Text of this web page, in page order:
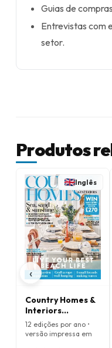
Guias de
Entrevistas com
setor.
Produtos
‹
Inglês
Country Homes &
Interiors
Magazine
12 edições por ano •
versão impressa em